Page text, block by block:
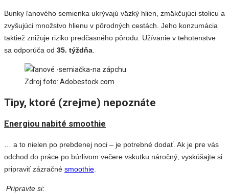
Bunky ľanového semienka ukrývajú väzký hlien, zmäkčujúci stolicu a
zvyšujúci množstvo hlienu v pôrodných cestách. Jeho konzumácia
taktiež znižuje riziko predčasného pôrodu. Užívanie v tehotenstve
sa odporúča od 35. týždňa
Zdroj foto: Adobestock.com
Tipy, ktoré (zrejme) nepoznáte
Energiou nabité smoothie
… a to nielen po prebdenej noci – je potrebné dodať. Ak je pre vás
odchod do práce po búrlivom večere vskutku náročný, vyskúšajte si
pripraviť zázračné smoothie
Pripravte si: